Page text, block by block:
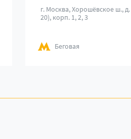
г. Москва, Хорошёвское ш., д.
20), корп. 1, 2, 3
Беговая